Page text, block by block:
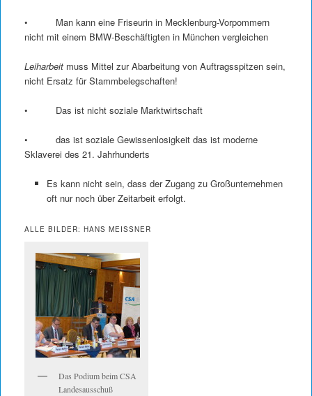
• Man kann eine Friseurin in Mecklenburg-Vorpommern
nicht mit einem BMW-Beschäftigten in München vergleichen
Leiharbeitmuss Mittel zur Abarbeitung von Auftragsspitzen sein,
nicht Ersatz für Stammbelegschaften!
• Das ist nicht soziale Marktwirtschaft
• das ist soziale Gewissenlosigkeit das ist moderne
Sklaverei des 21. Jahrhunderts
Es kann nicht sein, dass der Zugang zu Großunternehmen
oft nur noch über Zeitarbeit erfolgt.
ALLE BILDER: HANS MEISSNER
Das Podium beim CSA
Landesausschuß